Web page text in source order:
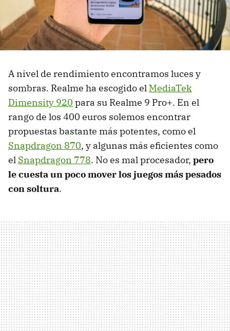
A nivel de rendimiento encontramos luces y
sombras. Realme ha escogido el MediaTek
Dimensity 920 para su Realme 9 Pro+. En el
rango de los 400 euros solemos encontrar
propuestas bastante más potentes, como el
Snapdragon 870, y algunas más eficientes como
el Snapdragon 778. No es mal procesador, pero
le cuesta un poco mover los juegos más pesados
con soltura.